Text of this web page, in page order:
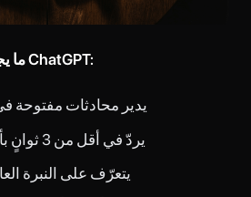
ما يجيده وضع المحادثة في ChatGPT:
يدير محادثات مفتوحة
يردّ في أقل من 3 ثوانٍ بأصوات تبدو طبيعية
يتعرّف على النبرة